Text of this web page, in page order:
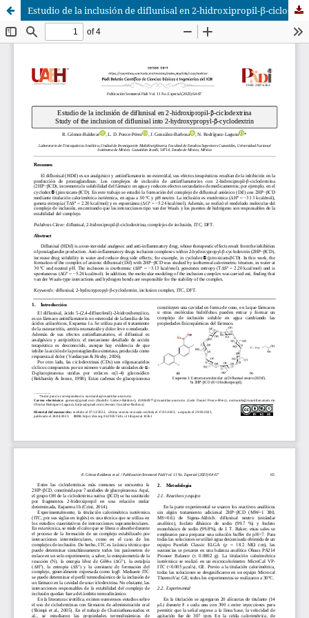
Estudio de la inclusión de diflunisal en 2-hidroxipropil-β-ciclodextrina